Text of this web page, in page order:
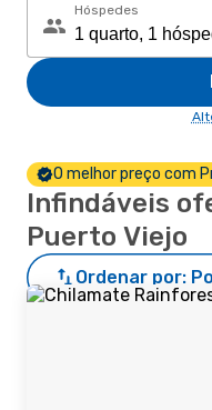
Hóspedes
O melhor preço com
Infindáveis
Puerto Viejo
Ordenar por: